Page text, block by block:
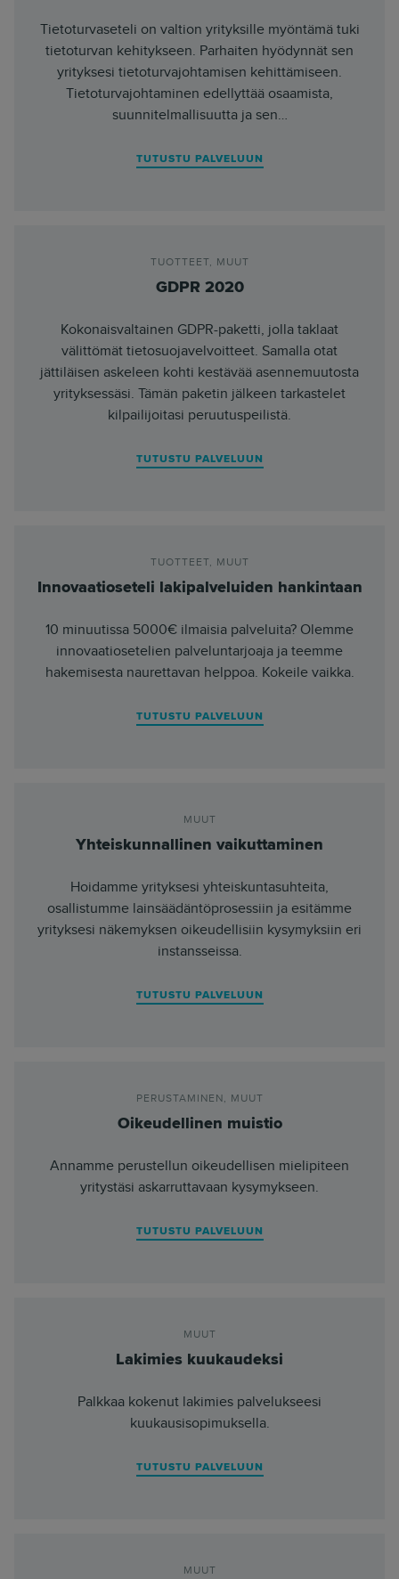
Tietoturvaseteli on valtion yrityksille myöntämä tuki
tietoturvan kehitykseen. Parhaiten hyödynnät sen
yrityksesi tietoturvajohtamisen kehittämiseen.
Tietoturvajohtaminen edellyttää osaamista,
suunnitelmallisuutta ja sen…
TUTUSTU PALVELUUN
TUOTTEET, MUUT
GDPR 2020
Kokonaisvaltainen GDPR-paketti, jolla taklaat
välittömät tietosuojavelvoitteet. Samalla otat
jättiläisen askeleen kohti kestävää asennemuutosta
yrityksessäsi. Tämän paketin jälkeen tarkastelet
kilpailijoitasi peruutuspeilistä.
TUTUSTU PALVELUUN
TUOTTEET, MUUT
Innovaatioseteli lakipalveluiden hankintaan
10 minuutissa 5000€ ilmaisia palveluita? Olemme
innovaatiosetelien palveluntarjoaja ja teemme
hakemisesta naurettavan helppoa. Kokeile vaikka.
TUTUSTU PALVELUUN
MUUT
Yhteiskunnallinen vaikuttaminen
Hoidamme yrityksesi yhteiskuntasuhteita,
osallistumme lainsäädäntöprosessiin ja esitämme
yrityksesi näkemyksen oikeudellisiin kysymyksiin eri
instansseissa.
TUTUSTU PALVELUUN
PERUSTAMINEN, MUUT
Oikeudellinen muistio
Annamme perustellun oikeudellisen mielipiteen
yritystäsi askarruttavaan kysymykseen.
TUTUSTU PALVELUUN
MUUT
Lakimies kuukaudeksi
Palkkaa kokenut lakimies palvelukseesi
kuukausisopimuksella.
TUTUSTU PALVELUUN
MUUT